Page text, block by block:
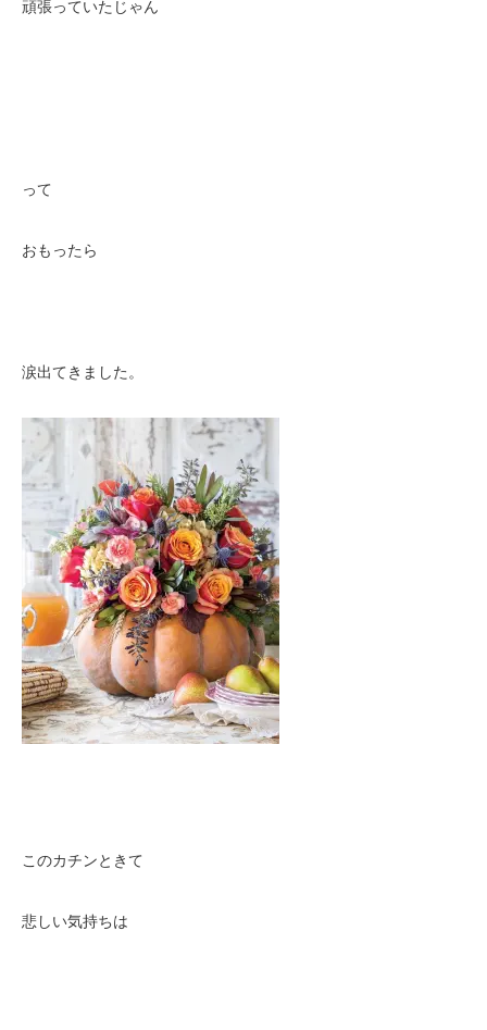
頑張っていたじゃん
って
おもったら
涙出てきました。
このカチンときて
悲しい気持ちは